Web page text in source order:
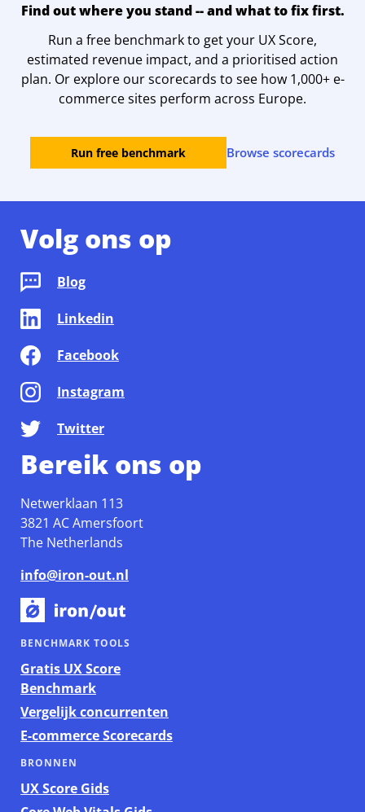
Find out where you stand -- and what to fix first.
Run a free benchmark to get your UX Score,
estimated revenue impact, and a prioritised action
plan. Or explore our scorecards to see how 1,000+ e-
commerce sites perform across Europe.
Run free benchmark Browse scorecards
Volg ons op
Blog
Linkedin
Facebook
Instagram
Twitter
Bereik ons op
Netwerklaan 113
3821 AC Amersfoort
The Netherlands
info@iron-out.nl
BENCHMARK TOOLS
Gratis UX Score
Benchmark
Vergelijk concurrenten
E-commerce Scorecards
BRONNEN
UX Score Gids